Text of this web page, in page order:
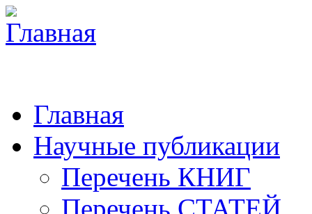
Главная
Научные публикации
Перечень КНИГ